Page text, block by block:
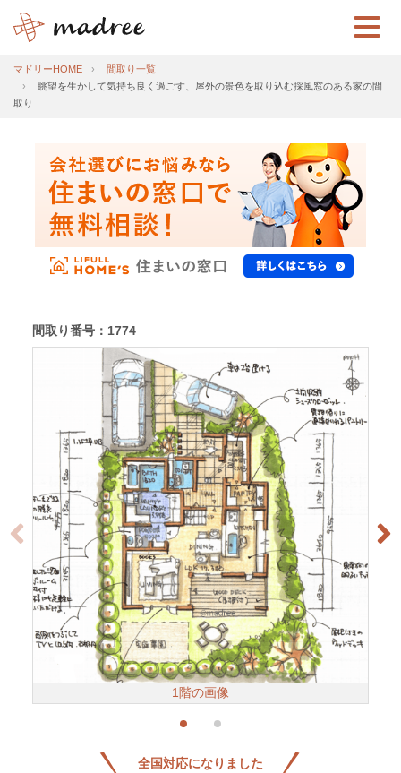
マドリーHOME
間取り一覧
眺望を生かして気持ち良く過ごす、屋外の景色を取り込む採風窓のある家の間
取り
間取り番号：1774
1階の画像
全国対応になりました